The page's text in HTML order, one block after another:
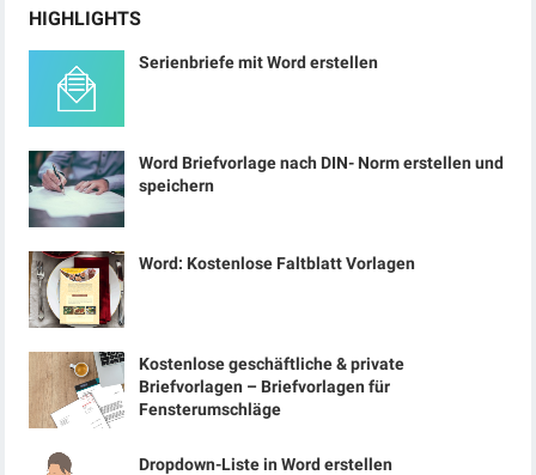
HIGHLIGHTS
Serienbriefe mit Word erstellen
Word Briefvorlage nach DIN- Norm erstellen und
speichern
Word: Kostenlose Faltblatt Vorlagen
Kostenlose geschäftliche & private
Briefvorlagen – Briefvorlagen für
Fensterumschläge
Dropdown-Liste in Word erstellen